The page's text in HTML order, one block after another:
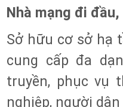
Nhà mạng đi
Sở hữu cơ sở hạ
cung cấp đa
truyền, phục vụ
nghiệp, người